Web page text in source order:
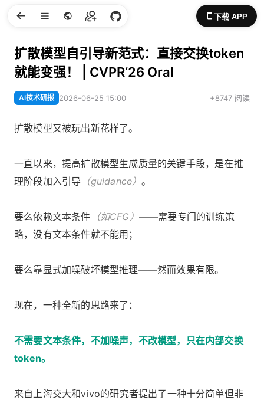
下载 APP
扩散模型自引导新范式：直接交换token
就能变强！ | CVPR‘26 Oral
AI技术研报 2026-06-25 15:00 +8747 阅读
扩散模型又被玩出新花样了。
一直以来，提高扩散模型生成质量的关键手段，是在推
理阶段加入引导 （guidance）。
要么依赖文本条件 （如CFG） ——需要专门的训练策
略，没有文本条件就不能用；
要么靠显式加噪破坏模型推理——然而效果有限。
现在，一种全新的思路来了：
不需要文本条件，不加噪声，不改模型，只在内部交换
token。
来自上海交大和vivo的研究者提出了一种十分简单但非